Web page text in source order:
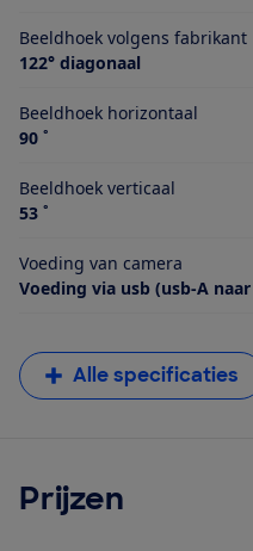
Beeldhoek volgens fabrikant
122° diagonaal
Beeldhoek horizontaal
90 ˚
Beeldhoek verticaal
53 ˚
Voeding van camera
Voeding via usb (usb-A
Alle specificaties
Prijzen